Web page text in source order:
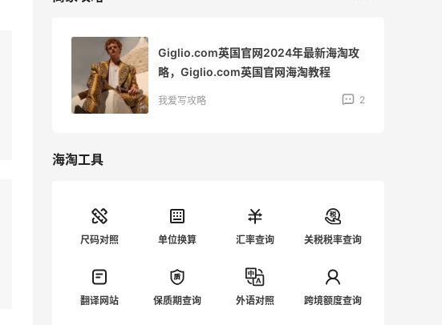
Giglio.com英国官网2024年最新海淘攻
略，Giglio.com英国官网海淘教程
我爱写攻略 2
海淘工具
尺码对照 单位换算 汇率查询 关税税率查询
翻译网站 保质期查询 外语对照 跨境额度查询